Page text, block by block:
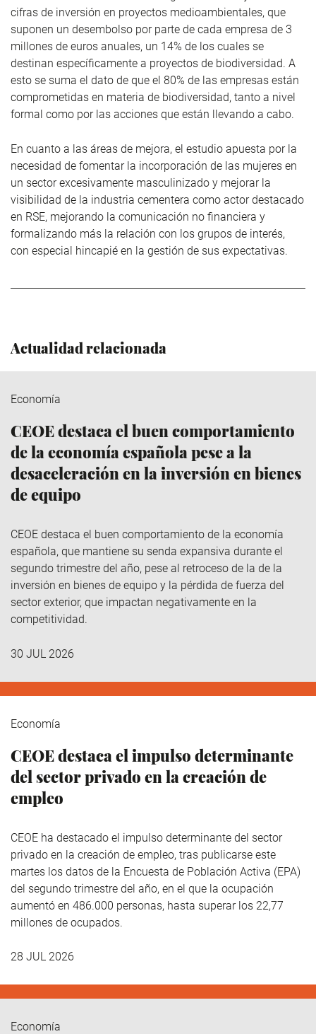
cifras de inversión en proyectos medioambientales, que
suponen un desembolso por parte de cada empresa de 3
millones de euros anuales, un 14% de los cuales se
destinan específicamente a proyectos de biodiversidad. A
esto se suma el dato de que el 80% de las empresas están
comprometidas en materia de biodiversidad, tanto a nivel
formal como por las acciones que están llevando a cabo.
En cuanto a las áreas de mejora, el estudio apuesta por la
necesidad de fomentar la incorporación de las mujeres en
un sector excesivamente masculinizado y mejorar la
visibilidad de la industria cementera como actor destacado
en RSE, mejorando la comunicación no financiera y
formalizando más la relación con los grupos de interés,
con especial hincapié en la gestión de sus expectativas.
Actualidad relacionada
Economía
CEOE destaca el buen comportamiento
de la economía española pese a la
desaceleración en la inversión en bienes
de equipo
CEOE destaca el buen comportamiento de la economía
española, que mantiene su senda expansiva durante el
segundo trimestre del año, pese al retroceso de la de la
inversión en bienes de equipo y la pérdida de fuerza del
sector exterior, que impactan negativamente en la
competitividad.
30 JUL 2026
Economía
CEOE destaca el impulso determinante
del sector privado en la creación de
empleo
CEOE ha destacado el impulso determinante del sector
privado en la creación de empleo, tras publicarse este
martes los datos de la Encuesta de Población Activa (EPA)
del segundo trimestre del año, en el que la ocupación
aumentó en 486.000 personas, hasta superar los 22,77
millones de ocupados.
28 JUL 2026
Economía